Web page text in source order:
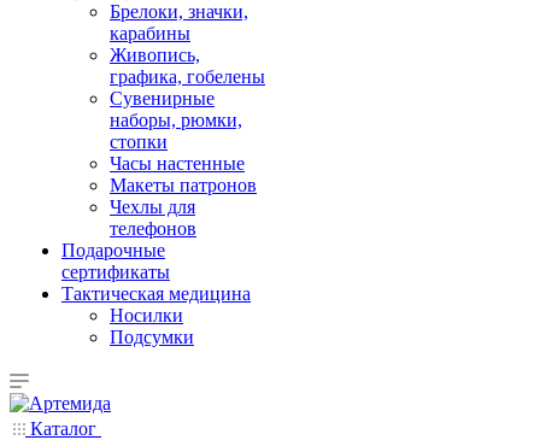
Брелоки, значки,
карабины
Живопись,
графика, гобелены
Сувенирные
наборы, рюмки,
стопки
Часы настенные
Макеты патронов
Чехлы для
телефонов
Подарочные
сертификаты
Тактическая медицина
Носилки
Подсумки
Каталог